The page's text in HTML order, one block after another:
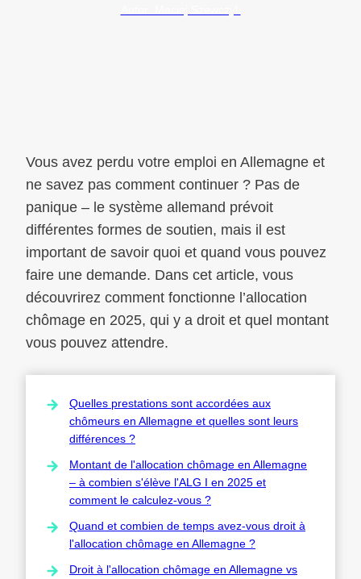
Vous avez perdu votre emploi en Allemagne et
ne savez pas comment continuer ? Pas de
panique – le système allemand prévoit
différentes formes de soutien, mais il est
important de savoir quoi et quand vous pouvez
faire une demande. Dans cet article, vous
découvrirez comment fonctionne l’allocation
chômage en 2025, qui y a droit et quel montant
vous pouvez attendre.
Quelles prestations sont accordées aux
chômeurs en Allemagne et quelles sont leurs
différences ?
Montant de l'allocation chômage en Allemagne
– à combien s'élève l'ALG I en 2025 et
comment le calculez-vous ?
Quand et combien de temps avez-vous droit à
l'allocation chômage en Allemagne ?
Droit à l'allocation chômage en Allemagne vs